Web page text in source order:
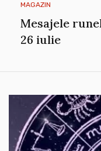
MAGAZIN
Mesajele
26 iulie